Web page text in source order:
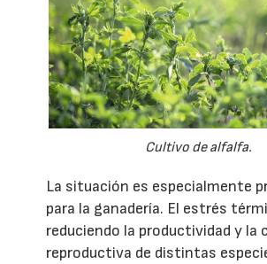
Cultivo de alfalfa.
La situación es especialmente
para la ganadería. El estrés
reduciendo la productividad y la
reproductiva de distintas